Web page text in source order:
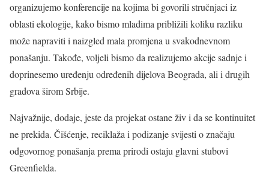
organizujemo konferencije na kojima bi govorili stručnjaci iz
oblasti ekologije, kako bismo mladima približili koliku razliku
može napraviti i naizgled mala promjena u svakodnevnom
ponašanju. Takođe, voljeli bismo da realizujemo akcije sadnje i
doprinesemo uređenju određenih dijelova Beograda, ali i drugih
gradova širom Srbije.
Najvažnije, dodaje, jeste da projekat ostane živ i da se kontinuitet
ne prekida. Čišćenje, reciklaža i podizanje svijesti o značaju
odgovornog ponašanja prema prirodi ostaju glavni stubovi
Greenfielda.